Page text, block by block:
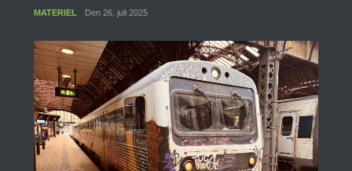
MATERIEL Den 26. juli 2025